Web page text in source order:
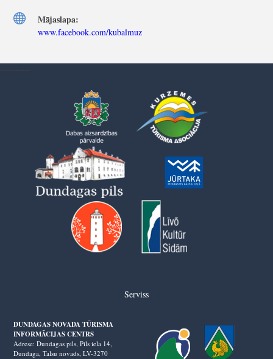
Mājaslapa:
www.facebook.com/kubalmuz
Serviss
DUNDAGAS NOVADA TŪRISMA
INFORMĀCIJAS CENTRS
Adrese: Dundagas pils, Pils iela 14,
Dundaga, Talsu novads, LV-3270